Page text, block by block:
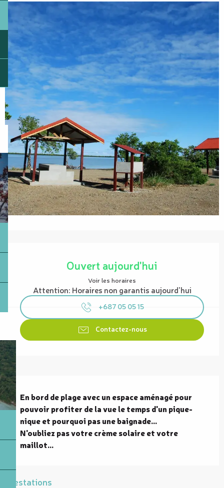
Ouverture et coordonnées
Ouvert aujourd'hui
Voir les horaires
Attention: Horaires non garantis aujourd'hui
+687 05 05 15
Contactez-nous
Description
En bord de plage avec un espace aménagé pour
pouvoir profiter de la vue le temps d'un pique-
nique et pourquoi pas une baignade...
N'oubliez pas votre crème solaire et votre
maillot...
Prestations